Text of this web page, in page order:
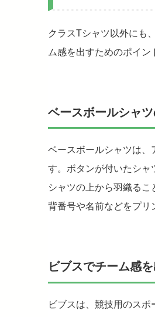
クラスTシャツ以外にも、
ム感を出すためのポイン
ベースボールシャ
ベースボールシャツは、
す。ボタンが付いたシャ
シャツの上から羽織るこ
背番号や名前などをプリ
ビブスでチーム感を
ビブスは、競技用のス